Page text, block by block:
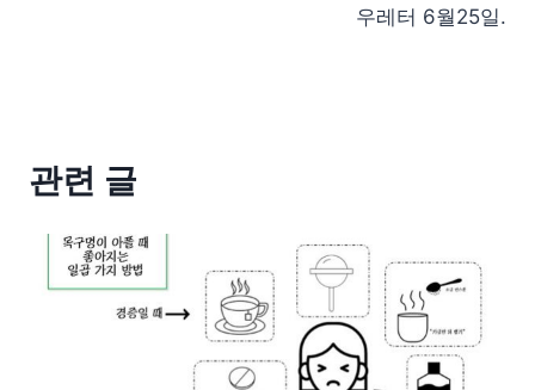
우레터 6월25일.
관련 글